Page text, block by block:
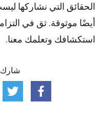
الحقائق التي نشاركها
أيضًا موثوقة. ثق في
استكشافك وتعلمك معنا.
شارك